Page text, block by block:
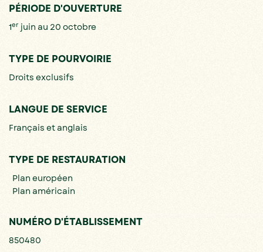
PÉRIODE D'OUVERTURE
1er juin au 20 octobre
TYPE DE POURVOIRIE
Droits exclusifs
LANGUE DE SERVICE
Français et anglais
TYPE DE RESTAURATION
Plan européen
Plan américain
NUMÉRO D'ÉTABLISSEMENT
850480